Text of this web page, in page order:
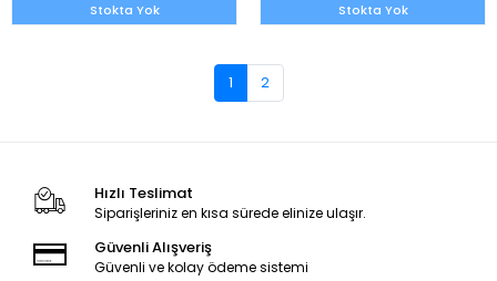
Stokta Yok Stokta Yok
1 2
Hızlı Teslimat
Siparişleriniz en kısa sürede elinize ulaşır.
Güvenli Alışveriş
Güvenli ve kolay ödeme sistemi